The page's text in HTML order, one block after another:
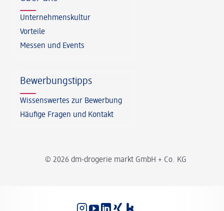
© 2026 dm-drogerie markt GmbH + Co. KG
Unternehmenskultur
Vorteile
Messen und Events
Bewerbungstipps
Wissenswertes zur Bewerbung
Häufige Fragen und Kontakt